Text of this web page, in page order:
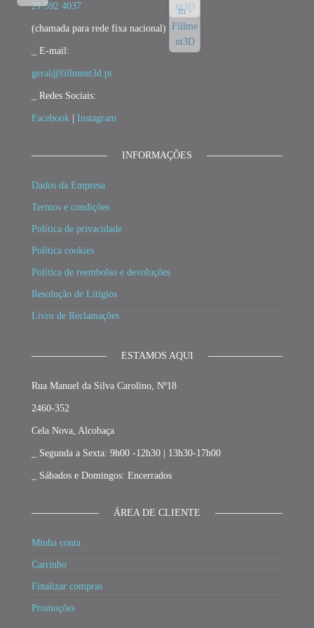
21 592 4037
(chamada para rede fixa nacional)
_ E-mail:
geral@fillment3d.pt
_ Redes Sociais:
Facebook Instagram
INFORMAÇÕES
Dados da Empresa
Termos e condições
Política de privacidade
Política cookies
Política de reembolso e devoluções
Resolução de Litígios
Livro de Reclamações
ESTAMOS AQUI
Rua Manuel da Silva Carolino, Nº18
2460-352
Cela Nova, Alcobaça
_ Segunda a Sexta: 9h00 -12h30 | 13h30-17h00
_ Sábados e Domingos: Encerrados
ÁREA DE CLIENTE
Minha conta
Carrinho
Finalizar compras
Promoções